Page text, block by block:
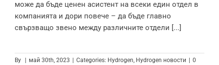
може да бъде ценен асистент на всеки един отдел в
компанията и дори повече – да бъде главно
свързващо звено между различните отдели [...]
By | май 30th, 2023 | Categories: Hydrogen Hydrogen новости | 0